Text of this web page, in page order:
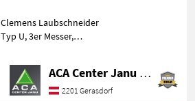
Typ U
Clemens Laubschneider
Typ U, 3er Messer,
Messerträger seitlich 1, 45
und oben, hydraulische
ACA Center Janu GmbH
2201 Gerasdorf